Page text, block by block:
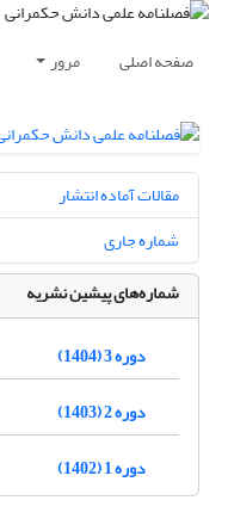
صفحه اصلی مرور
مقالات آماده انتشار
شماره جاری
شماره‌های پیشین نشریه
دوره 3 (1404)
دوره 2 (1403)
دوره 1 (1402)